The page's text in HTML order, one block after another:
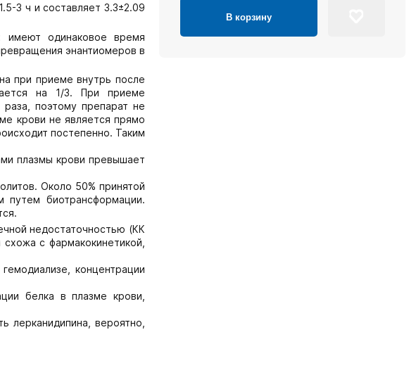
3 ч и составляет 3.3±2.09
имеют одинаковое время
энантиомеров в
при приеме внутрь после
на 1/3. При приеме
поэтому препарат не
крови не является прямо
постепенно. Таким
плазмы крови превышает
Около 50% принятой
путем биотрансформации.
недостаточностью (КК
с фармакокинетикой,
концентрации
белка в плазме крови,
лерканидипина, вероятно,
В корзину